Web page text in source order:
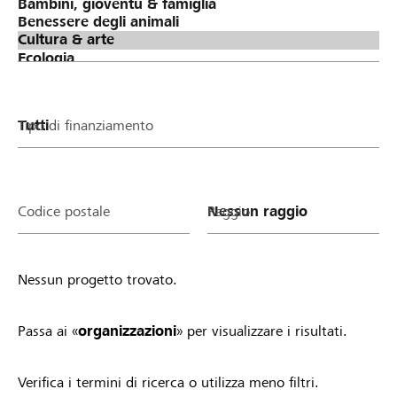
Tipo di finanziamento
Codice postale Raggio
Nessun progetto trovato.
Passa ai «organizzazioni» per visualizzare i risultati.
Verifica i termini di ricerca o utilizza meno filtri.